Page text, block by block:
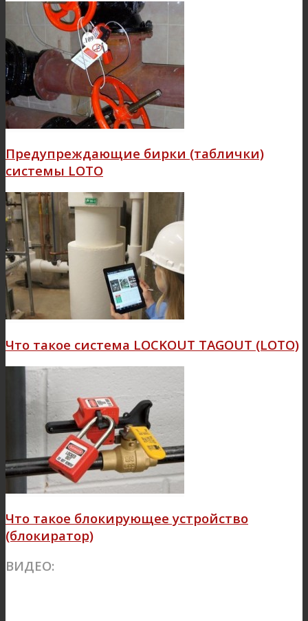
Предупреждающие бирки (таблички)
системы LOTO
Что такое система LOCKOUT TAGOUT (LOTO)
Что такое блокирующее устройство
(блокиратор)
ВИДЕО: